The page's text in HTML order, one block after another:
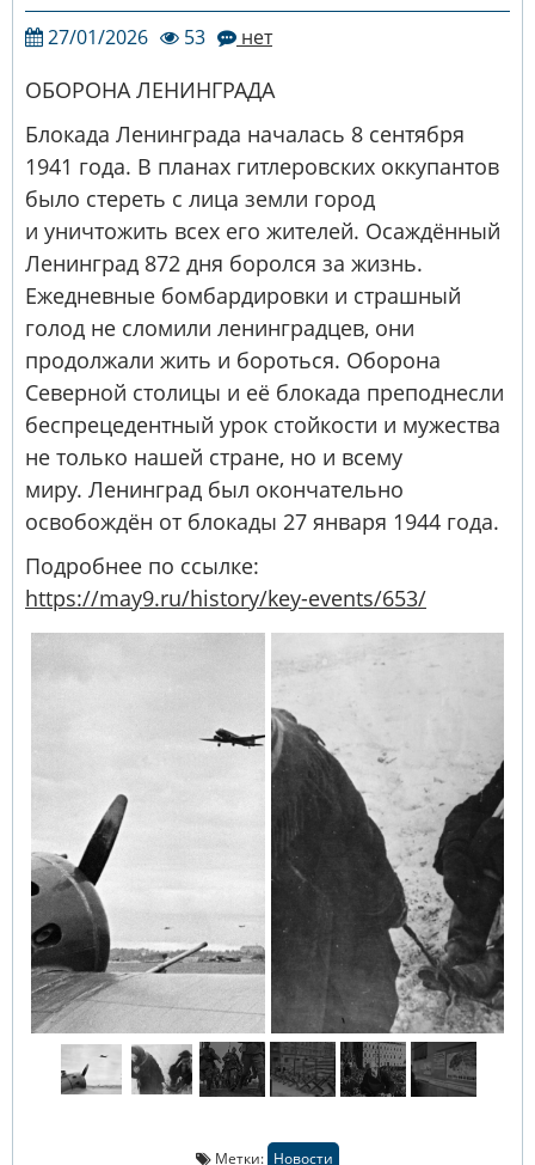
27/01/2026 53 нет
ОБОРОНА ЛЕНИНГРАДА
Блокада Ленинграда началась 8 сентября
1941 года. В планах гитлеровских оккупантов
было стереть с лица земли город
и уничтожить всех его жителей. Осаждённый
Ленинград 872 дня боролся за жизнь.
Ежедневные бомбардировки и страшный
голод не сломили ленинградцев, они
продолжали жить и бороться. Оборона
Северной столицы и её блокада преподнесли
беспрецедентный урок стойкости и мужества
не только нашей стране, но и всему
миру. Ленинград был окончательно
освобождён от блокады 27 января 1944 года.
Подробнее по ссылке:
https://may9.ru/history/key-events/653/
Метки: Новости